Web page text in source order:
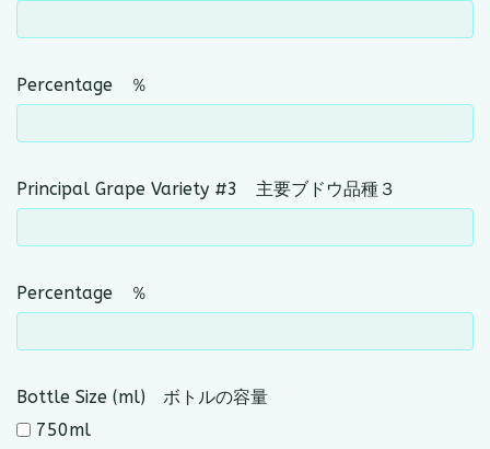
Percentage ％
Principal Grape Variety #3 主要ブドウ品種３
Percentage ％
Bottle Size (ml) ボトルの容量
750ml